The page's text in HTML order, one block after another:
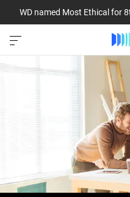
WD named Most Ethical for